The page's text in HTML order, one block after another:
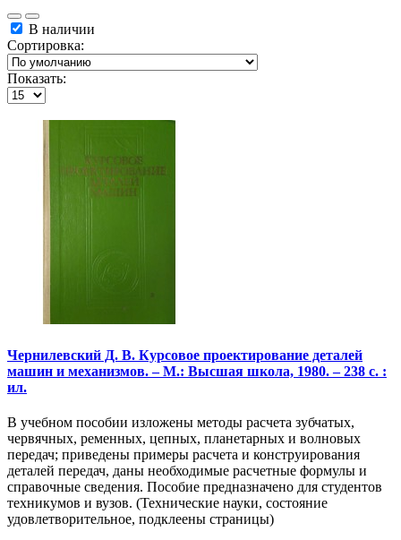
В наличии
Сортировка:
Показать:
Чернилевский Д. В. Курсовое проектирование деталей
машин и механизмов. – М.: Высшая школа, 1980. – 238 с. :
ил.
В учебном пособии изложены методы расчета зубчатых,
червячных, ременных, цепных, планетарных и волновых
передач; приведены примеры расчета и конструирования
деталей передач, даны необходимые расчетные формулы и
справочные сведения. Пособие предназначено для студентов
техникумов и вузов. (Технические науки, состояние
удовлетворительное, подклеены страницы)